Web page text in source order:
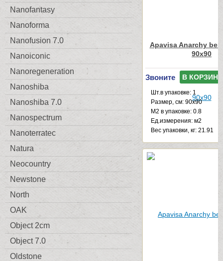
Nanofantasy
Nanoforma
Nanofusion 7.0
Nanoiconic
Nanoregeneration
Nanoshiba
Nanoshiba 7.0
Nanospectrum
Nanoterratec
Natura
Neocountry
Newstone
North
OAK
Object 2cm
Object 7.0
Oldstone
Apavisa Anarchy
90x90
Звоните В КОРЗИНУ
Шт.в упаковке: 1
Размер, см: 90x90
М2 в упаковке: 0.8
Ед.измерения: м2
Веc упаковки, кг: 21.91